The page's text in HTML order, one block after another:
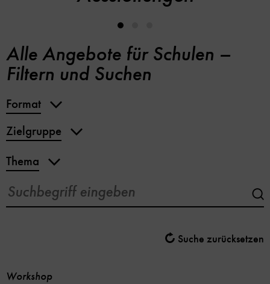
Alle Angebote für Schulen –
Filtern und Suchen
Format
Zielgruppe
Thema
Suche zurücksetzen
Workshop